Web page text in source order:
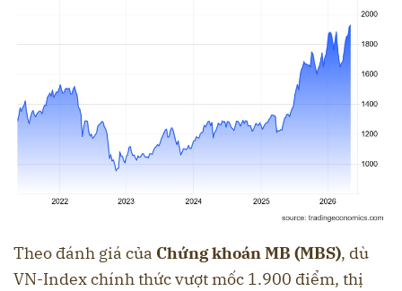
Theo đánh giá của Chứng khoán MB (MBS), dù
VN-Index chính thức vượt mốc 1.900 điểm, thị